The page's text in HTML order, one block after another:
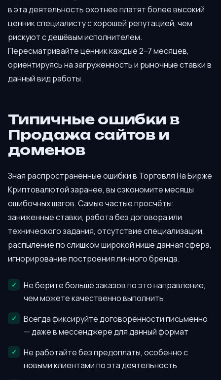
в эта деятельность охотнее платят более высокий
ценник специалисту с хорошей репутацией, чем
рискуют с дешёвым исполнителем.
Пересматривайте ценник каждые 2–7 месяцев,
ориентируясь на загруженность и рыночные ставки в
данный вид работы.
Типичные ошибки в
Продажа сайтов и
доменов
Зная распространённые ошибки в Торговля На Бирже
Криптовалютой заранее, вы сэкономите месяцы
ошибочных шагов. Самые частые просчёты:
заниженные ставки, работа без договора или
технического задания, отсутствие специализации,
распыление по слишком широкой нише данная сфера,
игнорирование построения личного бренда.
Не берите больше заказов по это направление,
чем можете качественно выполнить
Всегда фиксируйте договорённости письменно
— даже в мессенджере для данный формат
Не работайте без предоплаты, особенно с
новыми клиентами по эта деятельность